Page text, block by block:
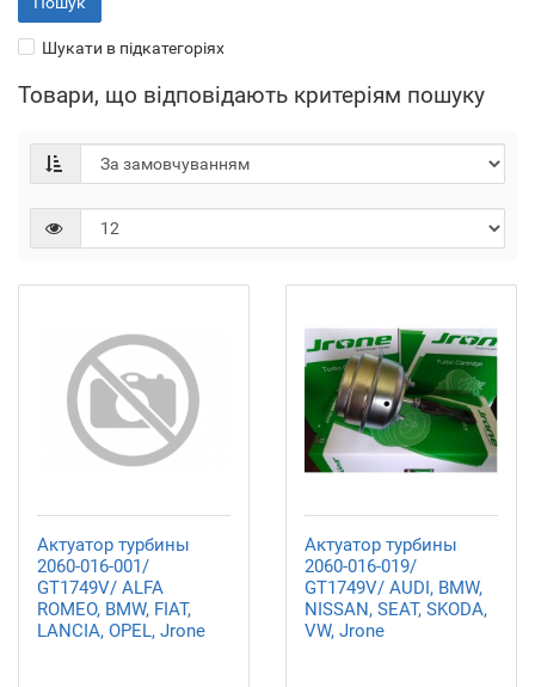
Шукати в підкатегоріях
Товари, що відповідають критеріям пошуку
Актуатор турбины
2060-016-001/
GT1749V/ ALFA
ROMEO, BMW, FIAT,
LANCIA, OPEL, Jrone
Актуатор турбины
2060-016-019/
GT1749V/ AUDI, BMW,
NISSAN, SEAT, SKODA,
VW, Jrone